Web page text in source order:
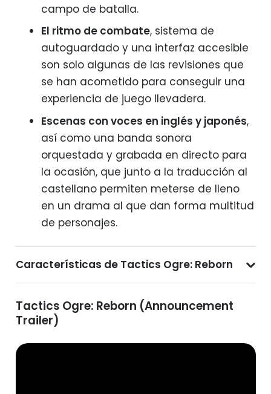
campo de batalla.
El ritmo de combate, sistema de
autoguardado y una interfaz accesible
son solo algunas de las revisiones que
se han acometido para conseguir una
experiencia de juego llevadera.
Escenas con voces en inglés y japonés,
así como una banda sonora
orquestada y grabada en directo para
la ocasión, que junto a la traducción al
castellano permiten meterse de lleno
en un drama al que dan forma multitud
de personajes.
Características de Tactics Ogre: Reborn
Tactics Ogre: Reborn (Announcement
Trailer)